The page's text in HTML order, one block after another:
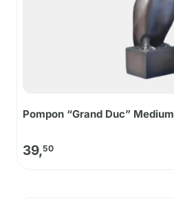
Pompon “Grand Duc” Medium
39,50